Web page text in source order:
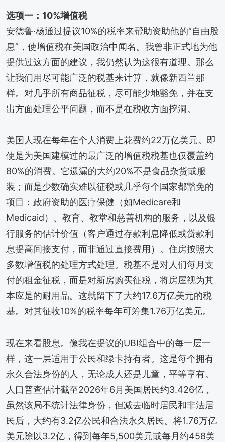
选项一：10%增值税
安德鲁·杨通过提议10%的税率来帮助资助他的“自由股
息”，使增值税在美国政治中闻名。我曾非正式地为他
提供过这方面的建议，我仍然认为这很有道理。那么
让我们用尽可能广泛的税基来计算，就像新西兰那
样。对几乎所有商品征税，尽可能少地豁免，并在支
出方面处理公平问题，而不是在税收方面挖洞。
美国人现在每年在个人消费上花费约22万亿美元。即
使是为美国建模过的最广泛的增值税税基也仅覆盖约
80%的消费。它遗漏的大约20%不是食品杂货或服
装；而是少数确实难以征税或几乎每个国家都豁免的
项目：政府资助的医疗保健（如Medicare和
Medicaid）、教育、教堂和慈善机构的服务，以及银
行服务的估计价值（客户通过存款利息降低或贷款利
息提高间接支付，而非通过直接费用）。住房按照大
多数增值税的处理方式处理。税基不是对人们每月支
付的租金征税，而是对新房购买征税，将房屋视为其
本应是的耐用品。这就留下了大约17.6万亿美元的税
基。对其征收10%的税率每年可筹集1.76万亿美元。
现在来看股息。像我在提议的UBI组合中的每一层一
样，这一层适用于公民和绿卡持有者。这是每个拥有
永久合法身份的人，无论成人还是儿童，平等享有。
人口普查估计截至2026年6月美国居民约3.426亿，
虽然该局不统计法律身份，但减去临时居民和非法居
民后，大约有3.2亿公民和合法永久居民。将1.76万亿
美元除以3.2亿，得到每年5,500美元或每月约458美